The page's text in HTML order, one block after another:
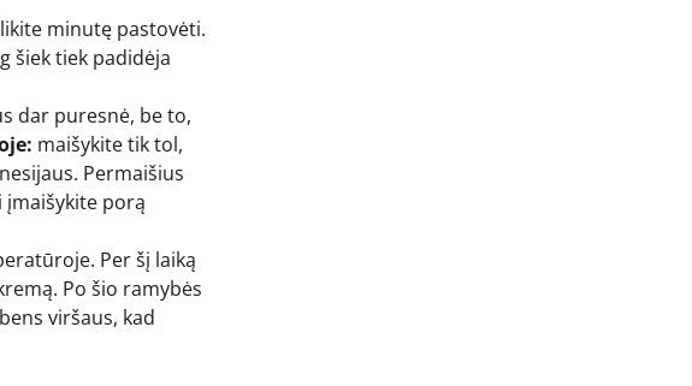
minutę pastovėti.
šiek tiek padidėja
dar puresnė, be to,
maišykite tik tol,
Permaišius
įmaišykite porą
Per šį laiką
Po šio ramybės
viršaus, kad